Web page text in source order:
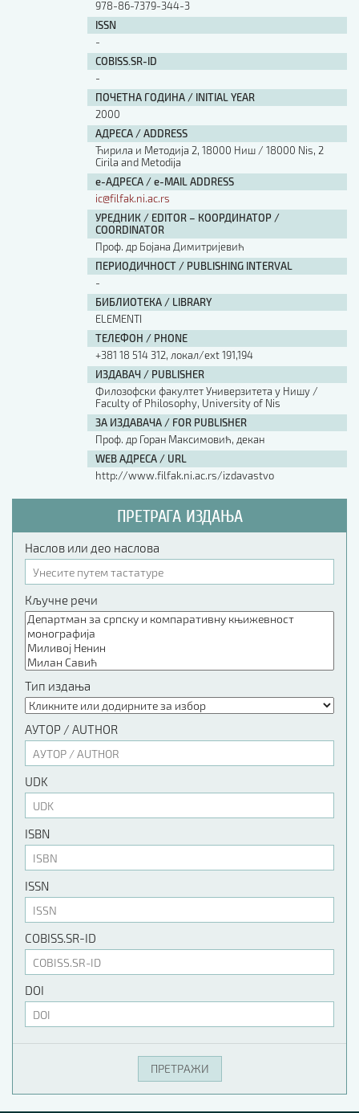
978-86-7379-344-3
ISSN
-
COBISS.SR-ID
-
ПОЧЕТНА ГОДИНА / INITIAL YEAR
2000
АДРЕСА / ADDRESS
Ћирила и Методија 2, 18000 Ниш / 18000 Nis, 2
Cirila and Metodija
е-АДРЕСА / e-MAIL ADDRESS
ic@filfak.ni.ac.rs
УРЕДНИК / EDITOR – КООРДИНАТОР /
COORDINATOR
Проф. др Бојана Димитријевић
ПЕРИОДИЧНОСТ / PUBLISHING INTERVAL
-
БИБЛИОТЕКА / LIBRARY
ЕLEMENTI
ТЕЛЕФОН / PHONE
+381 18 514 312, локал/ext 191,194
ИЗДАВАЧ / PUBLISHER
Филозофски факултет Универзитета у Нишу /
Faculty of Philosophy, University of Nis
ЗА ИЗДАВАЧА / FOR PUBLISHER
Проф. др Горан Максимовић, декан
WEB АДРЕСА / URL
http://www.filfak.ni.ac.rs/izdavastvo
ПРЕТРАГА ИЗДАЊА
Наслов или део наслова
Кључне речи
Тип издања
АУТОР / AUTHOR
UDK
ISBN
ISSN
COBISS.SR-ID
DOI